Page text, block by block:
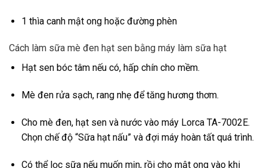
1 thìa canh mật ong hoặc đường phèn
Cách làm sữa mè đen hạt sen bằng máy làm sữa hạt
Hạt sen bóc tâm nếu có, hấp chín cho mềm.
Mè đen rửa sạch, rang nhẹ để tăng hương thơm.
Cho mè đen, hạt sen và nước vào máy Lorca TA-7002E.
Chọn chế độ “Sữa hạt nấu” và đợi máy hoàn tất quá trình.
Có thể lọc sữa nếu muốn mịn, rồi cho mật ong vào khi